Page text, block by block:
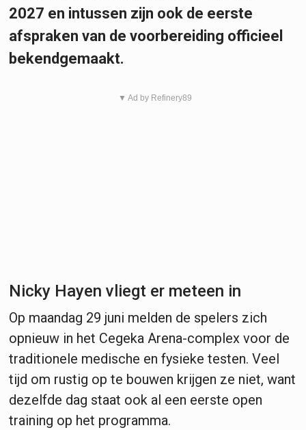
2027 en intussen zijn ook de eerste
afspraken van de voorbereiding officieel
bekendgemaakt.
▼ Ad by Refinery89
Nicky Hayen vliegt er meteen in
Op maandag 29 juni melden de spelers zich
opnieuw in het Cegeka Arena-complex voor de
traditionele medische en fysieke testen. Veel
tijd om rustig op te bouwen krijgen ze niet, want
dezelfde dag staat ook al een eerste open
training op het programma.